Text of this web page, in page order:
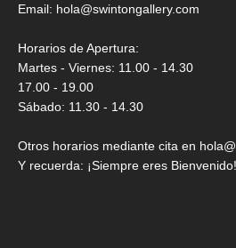
Email: hola@swintongallery.com
Horarios de Apertura:
Martes - Viernes: 11.00 - 14.30
17.00 - 19.00
Sábado: 11.30 - 14.30
Otros horarios mediante cita en
Y recuerda: ¡Siempre eres Bienvenido!